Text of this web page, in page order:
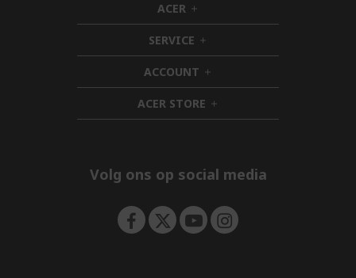
ACER h
i
d
d
e
n
SERVICE h
i
d
d
e
n
ACCOUNT h
i
d
d
ACER STORE h
i
e
Volg ons op social media